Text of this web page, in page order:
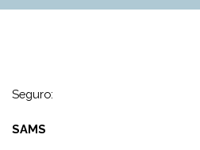
Seguro:
SAMS